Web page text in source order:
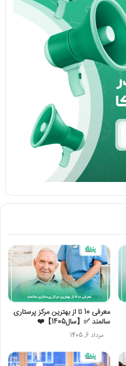
معرفی 10 تا از بهترین مرکز پرستاری
سالمند ✅【سال1405】❤️
مرداد 6, 1405